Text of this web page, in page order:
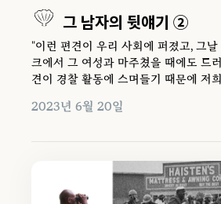
그 남자의 뒷얘기 ②
"이런 편견이 우리 사회에 퍼졌고, 그
크에서 그 여성과 마주쳤을 때에도 드
견이 경찰 활동에 스며들기 때문에 저
2023년 6월 20일